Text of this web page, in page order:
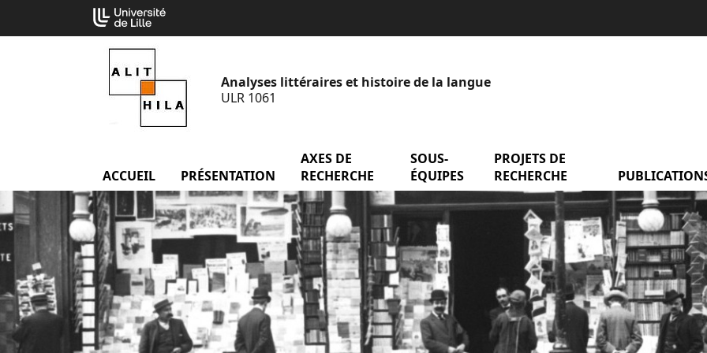
Analyses littéraires et histoire de la langue
ULR 1061
ACCUEIL menu Accueil
PRÉSENTATION menu Présentation
AXES DE
RECHERCHE
menu Axes de recherche
SOUS-
ÉQUIPES
menu Sous-équipes
PROJETS DE
RECHERCHE
menu Projets
Cookies management panel